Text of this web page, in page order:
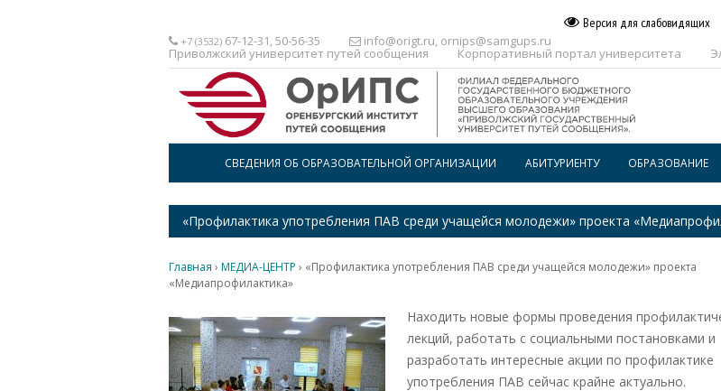
Версия для слабовидящих
+7 (3532) 67-12-31, 50-56-35 info@origt.ru, ornips@samgups.ru
Приволжский университет путей сообщения Корпоративный портал университета
СВЕДЕНИЯ ОБ ОБРАЗОВАТЕЛЬНОЙ ОРГАНИЗАЦИИ АБИТУРИЕНТУ
ПРЕДОСТАВЛЯЕТСЯ
ГОСПОДДЕРЖКА
ОБРАЗОВАНИЕ
«Профилактика употребления ПАВ среди учащейся молодежи» проекта
Главная › МЕДИА-ЦЕНТР › «Профилактика употребления ПАВ среди учащейся молодежи» проекта
«Медиапрофилактика»
Находить новые формы проведения
лекций, работать с социальными постановками и
разработать интересные акции по профилактике
употребления ПАВ сейчас крайне актуально.